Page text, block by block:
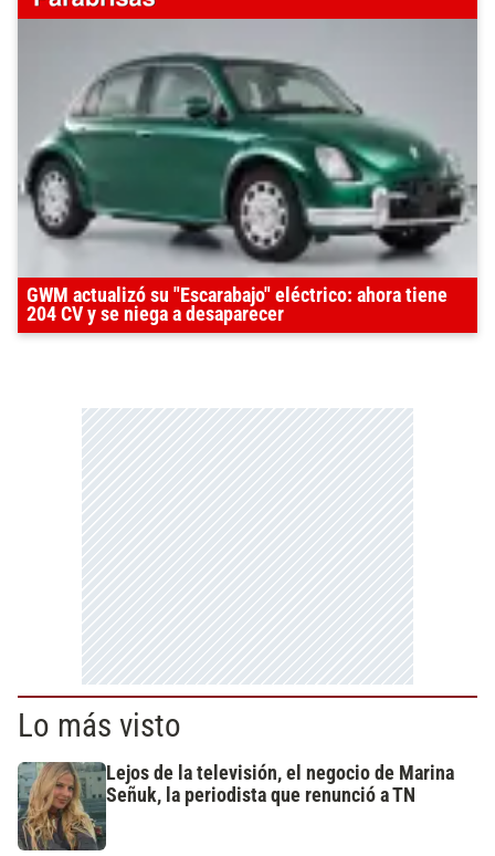
GWM actualizó su "Escarabajo" eléctrico: ahora tiene
204 CV y se niega a desaparecer
Lo más visto
Lejos de la televisión, el negocio de Marina
Señuk, la periodista que renunció a TN